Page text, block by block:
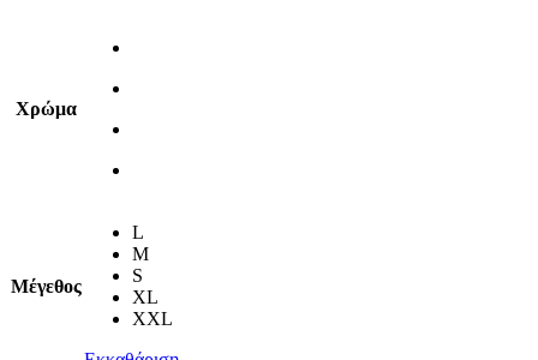
Χρώμα
Μέγεθος
L
M
S
XL
XXL